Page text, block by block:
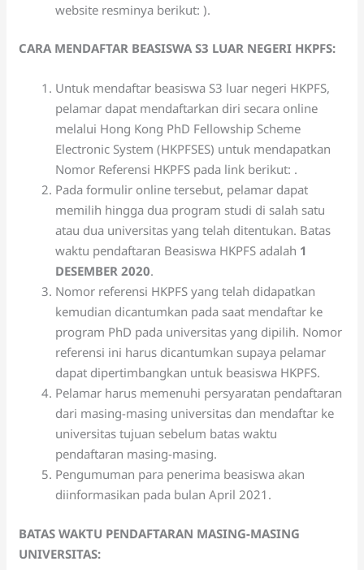
website resminya berikut: ).
CARA MENDAFTAR BEASISWA S3 LUAR NEGERI HKPFS:
Untuk mendaftar beasiswa S3 luar negeri HKPFS,
pelamar dapat mendaftarkan diri secara online
melalui Hong Kong PhD Fellowship Scheme
Electronic System (HKPFSES) untuk mendapatkan
Nomor Referensi HKPFS pada link berikut: .
Pada formulir online tersebut, pelamar dapat
memilih hingga dua program studi di salah satu
atau dua universitas yang telah ditentukan. Batas
waktu pendaftaran Beasiswa HKPFS adalah 1
DESEMBER 2020.
Nomor referensi HKPFS yang telah didapatkan
kemudian dicantumkan pada saat mendaftar ke
program PhD pada universitas yang dipilih. Nomor
referensi ini harus dicantumkan supaya pelamar
dapat dipertimbangkan untuk beasiswa HKPFS.
Pelamar harus memenuhi persyaratan pendaftaran
dari masing-masing universitas dan mendaftar ke
universitas tujuan sebelum batas waktu
pendaftaran masing-masing.
Pengumuman para penerima beasiswa akan
diinformasikan pada bulan April 2021.
BATAS WAKTU PENDAFTARAN MASING-MASING
UNIVERSITAS: